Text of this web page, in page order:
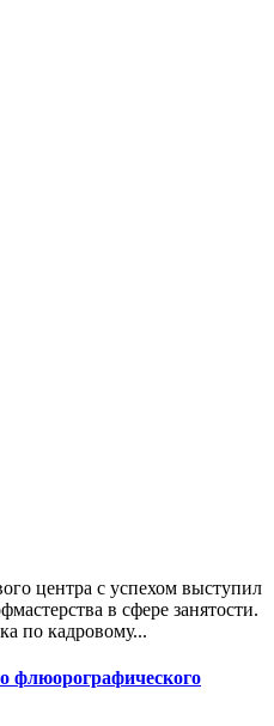
центра с успехом выступил
в сфере занятости.
по кадровому...
флюорографического